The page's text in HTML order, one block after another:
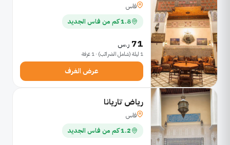
فاس
1.8 كم من فاس الجديد
71 ر.س
1 ليلة (شامل الضرائب) · 1 غرفة
عرض الغرف
رياض تاريانا
فاس
1.2 كم من فاس الجديد